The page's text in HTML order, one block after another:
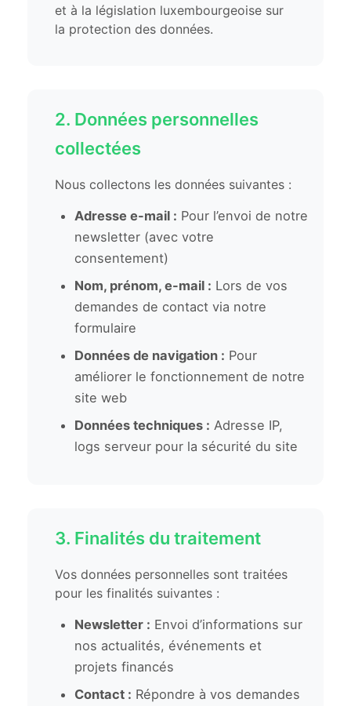
et à la législation luxembourgeoise sur
la protection des données.
2. Données personnelles
collectées
Nous collectons les données suivantes :
Adresse e-mail : Pour l’envoi de notre
newsletter (avec votre
consentement)
Nom, prénom, e-mail : Lors de vos
demandes de contact via notre
formulaire
Données de navigation : Pour
améliorer le fonctionnement de notre
site web
Données techniques : Adresse IP,
logs serveur pour la sécurité du site
3. Finalités du traitement
Vos données personnelles sont traitées
pour les finalités suivantes :
Newsletter : Envoi d’informations sur
nos actualités, événements et
projets financés
Contact : Répondre à vos demandes